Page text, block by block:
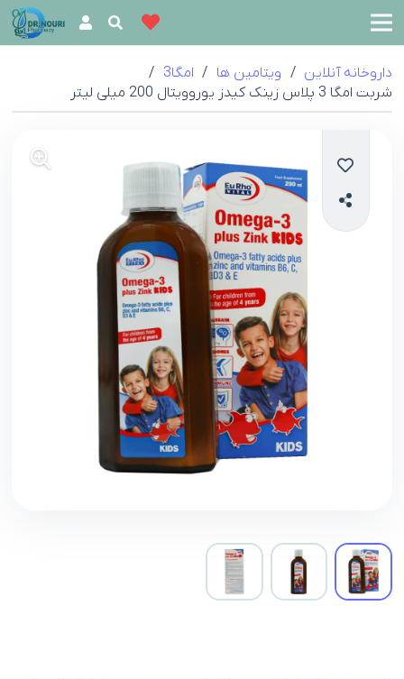
داروخانه آنلاین / ویتامین ها / امگا3
/
شربت امگا 3 پلاس زینک کیدز یوروویتال 200 میلی لیتر